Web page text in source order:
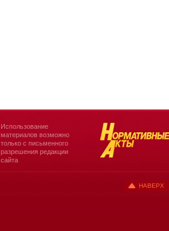
Использование
материалов возможно
только с письменного
разрешения редакции
сайта
НАВЕРХ